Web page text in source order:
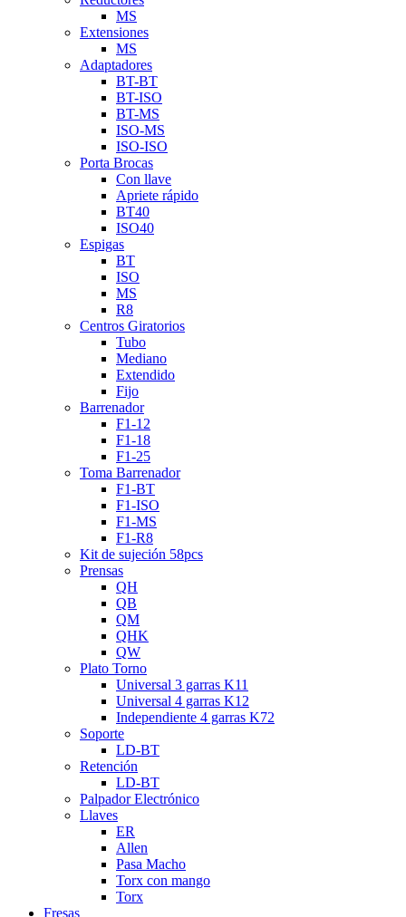
MS
Extensiones
MS
Adaptadores
BT-BT
BT-ISO
BT-MS
ISO-MS
ISO-ISO
Porta Brocas
Con llave
Apriete rápido
BT40
ISO40
Espigas
BT
ISO
MS
R8
Centros Giratorios
Tubo
Mediano
Extendido
Fijo
Barrenador
F1-12
F1-18
F1-25
Toma Barrenador
F1-BT
F1-ISO
F1-MS
F1-R8
Kit de sujeción 58pcs
Prensas
QH
QB
QM
QHK
QW
Plato Torno
Universal 3 garras K11
Universal 4 garras K12
Independiente 4 garras K72
Soporte
LD-BT
Retención
LD-BT
Palpador Electrónico
Llaves
ER
Allen
Pasa Macho
Torx con mango
Torx
Fresas